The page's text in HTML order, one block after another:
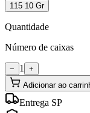
115 10 Gr
Quantidade
Número de caixas
− 1
+
Adicionar ao
Entrega SP